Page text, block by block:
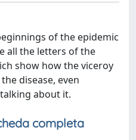
of the epidemic
all the letters of the
show how the viceroy
disease, even
about it.
completa